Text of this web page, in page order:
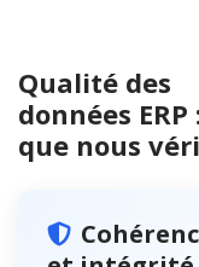
Qualité des
données ERP
que nous